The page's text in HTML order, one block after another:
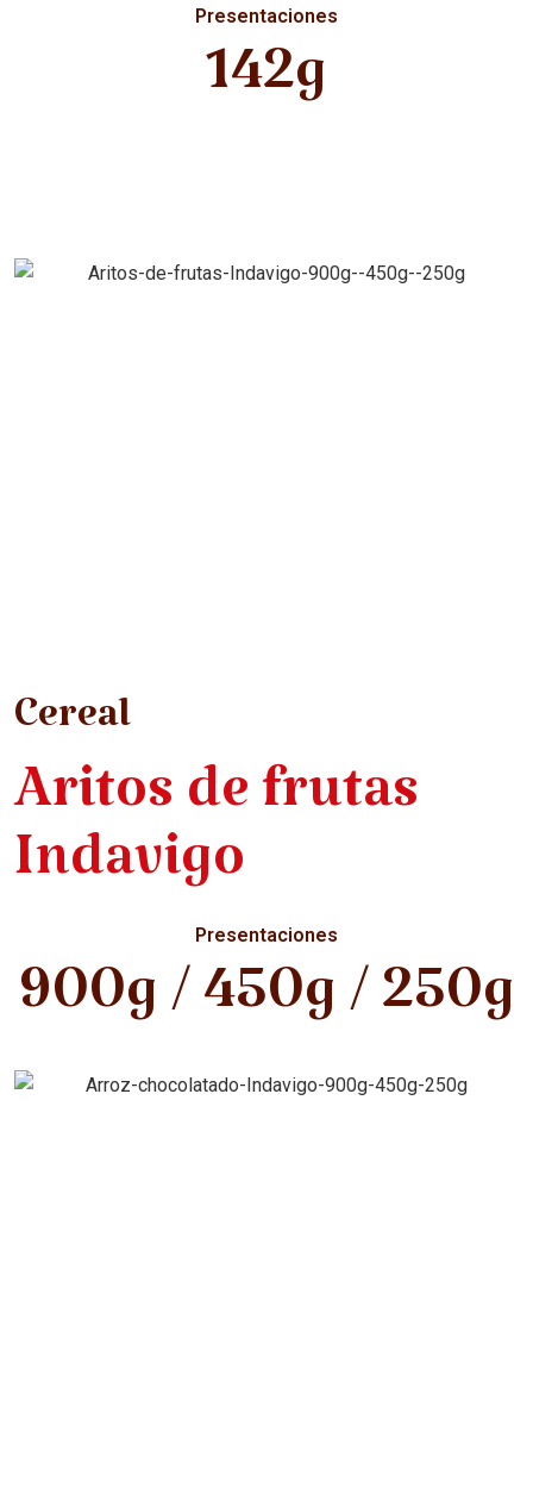
Presentaciones
142g
Cereal
Aritos de frutas
Indavigo
Presentaciones
900g / 450g / 250g